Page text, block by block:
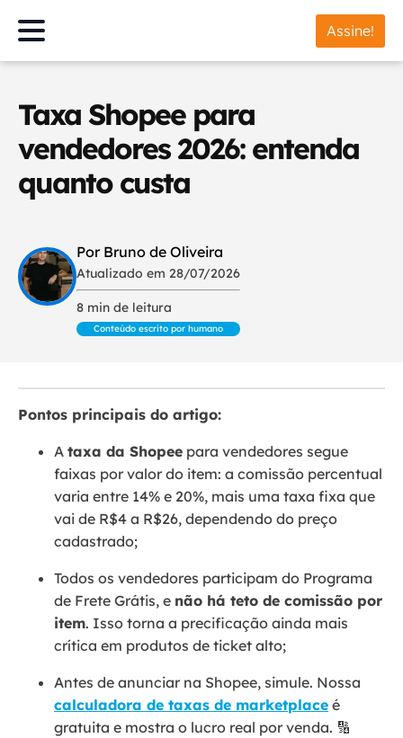
Assine!
Taxa Shopee para
vendedores 2026: entenda
quanto custa
Por Bruno de Oliveira
Atualizado em 28/07/2026
8 min de leitura
Conteúdo escrito por humano
Pontos principais do artigo:
A taxa da Shopee para vendedores segue
faixas por valor do item: a comissão percentual
varia entre 14% e 20%, mais uma taxa fixa que
vai de R$4 a R$26, dependendo do preço
cadastrado;
Todos os vendedores participam do Programa
de Frete Grátis, e não há teto de comissão por
item. Isso torna a precificação ainda mais
crítica em produtos de ticket alto;
Antes de anunciar na Shopee, simule. Nossa
calculadora de taxas de marketplace é
gratuita e mostra o lucro real por venda. 🔢